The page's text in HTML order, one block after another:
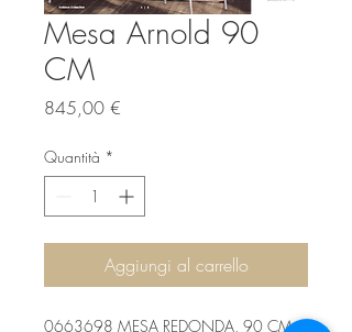
Mesa Arnold 90
CM
845,00 €
Quantità *
Aggiungi al carrello
0663698 MESA REDONDA, 90 CM